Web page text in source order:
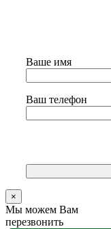
Ваше имя
Ваш телефон
×
Мы можем Вам
перезвонить